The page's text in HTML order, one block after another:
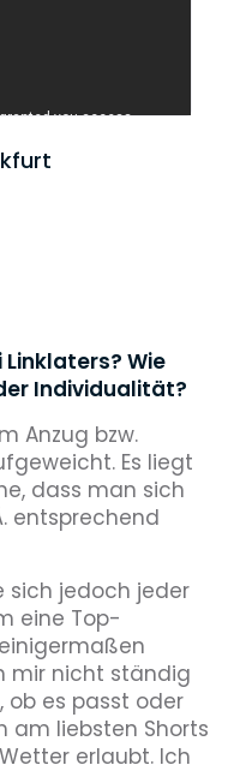
Wie
Individualität?
Anzug bzw.
Es liegt
dass man sich
entsprechend
sich jedoch jeder
eine Top-
mir nicht ständig
ob es passt oder
am liebsten Shorts
erlaubt. Ich